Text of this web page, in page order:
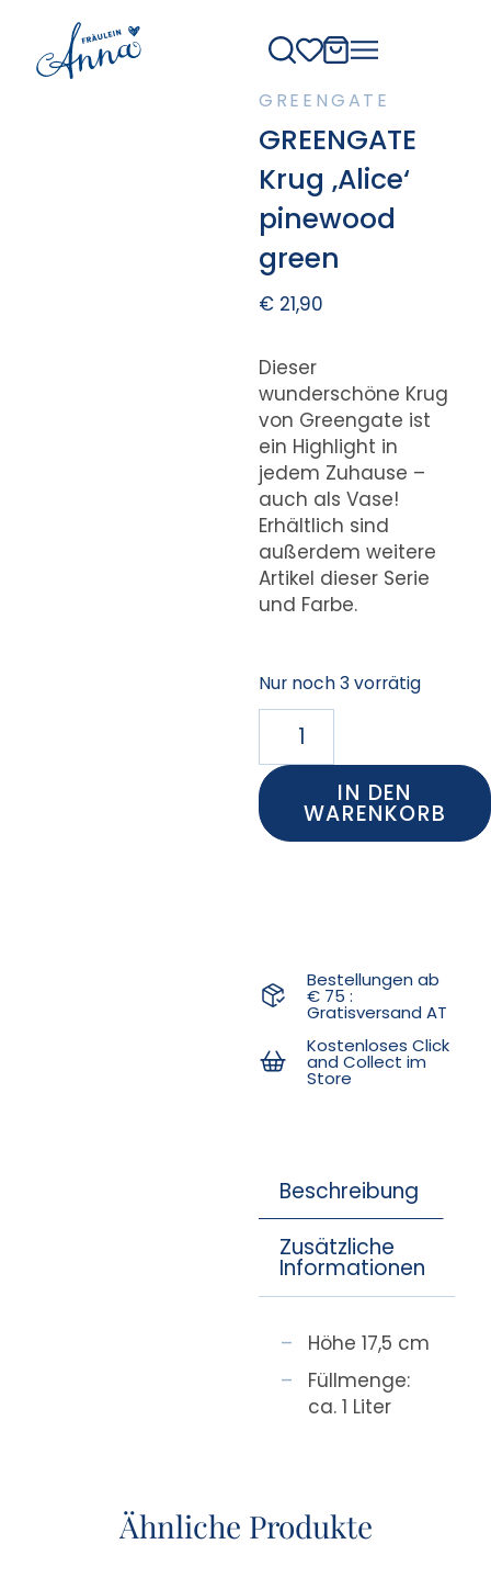
GREENGATE
GREENGATE
Krug ‚Alice‘
pinewood
green
€21,90
Dieser
wunderschöne Krug
von Greengate ist
ein Highlight in
jedem Zuhause –
auch als Vase!
Erhältlich sind
außerdem weitere
Artikel dieser Serie
und Farbe.
Nur noch 3 vorrätig
IN DEN
WARENKORB
Bestellungen ab
€ 75 :
Gratisversand AT
Kostenloses Click
and Collect im
Store
Beschreibung
Zusätzliche
Informationen
Höhe 17,5 cm
Füllmenge:
ca. 1 Liter
Ähnliche Produkte